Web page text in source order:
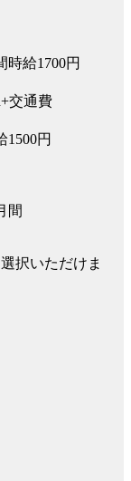
給1700円
交通費
1500円
間
択いただけま